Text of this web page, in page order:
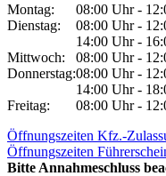
Montag:
08:00 Uhr -
Dienstag:
08:00 Uhr -
14:00 Uhr -
Mittwoch:
08:00 Uhr -
Donnerstag:08:00 Uhr -
14:00 Uhr -
Freitag:
08:00 Uhr -
Öffnungszeiten Kfz.-
Öffnungszeiten
Bitte Annahmeschluss